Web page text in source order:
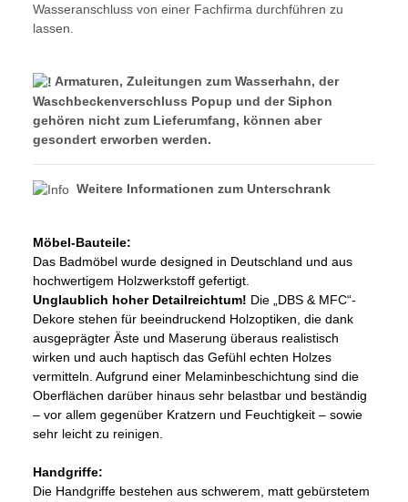
Wasseranschluss von einer Fachfirma durchführen zu
lassen.
Armaturen, Zuleitungen zum Wasserhahn, der
Waschbeckenverschluss Popup und der Siphon
gehören nicht zum Lieferumfang, können aber
gesondert erworben werden.
Weitere Informationen zum Unterschrank
Möbel-Bauteile:
Das Badmöbel wurde designed in Deutschland und aus
hochwertigem Holzwerkstoff gefertigt.
Unglaublich hoher Detailreichtum! Die „DBS & MFC“-
Dekore stehen für beeindruckend Holzoptiken, die dank
ausgeprägter Äste und Maserung überaus realistisch
wirken und auch haptisch das Gefühl echten Holzes
vermitteln. Aufgrund einer Melaminbeschichtung sind die
Oberflächen darüber hinaus sehr belastbar und beständig
– vor allem gegenüber Kratzern und Feuchtigkeit – sowie
sehr leicht zu reinigen.
Handgriffe:
Die Handgriffe bestehen aus schwerem, matt gebürstetem